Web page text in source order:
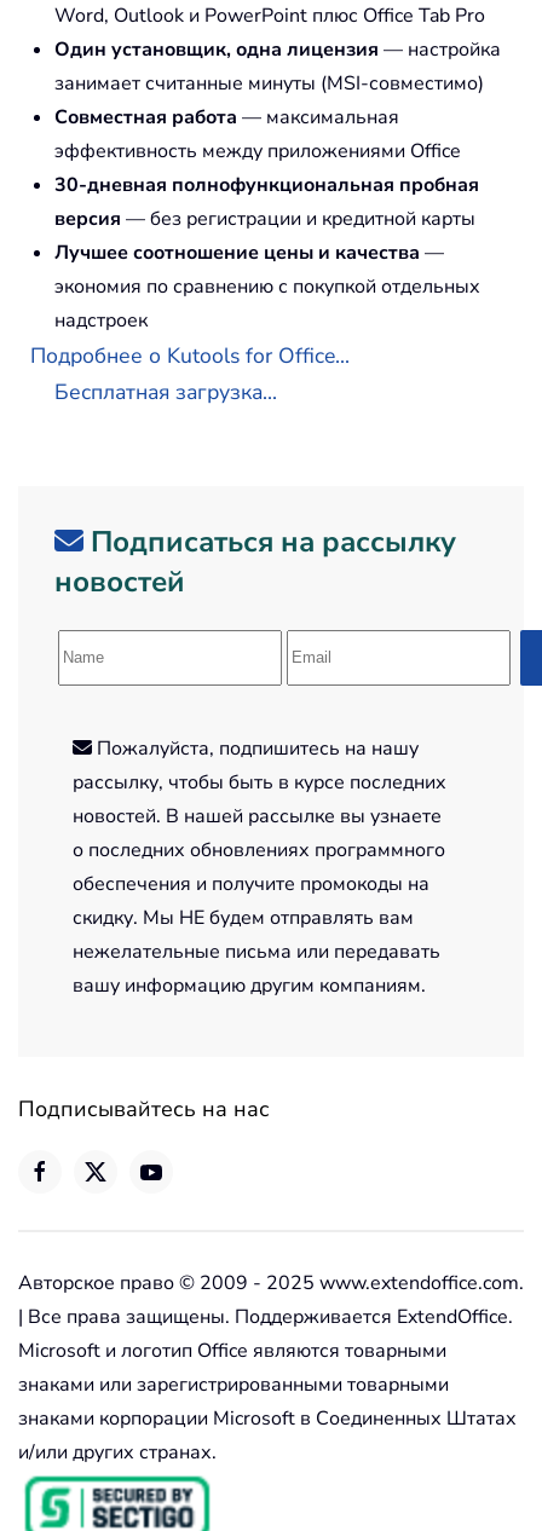
Word, Outlook и PowerPoint плюс Office Tab Pro
Один установщик, одна лицензия — настройка
занимает считанные минуты (MSI-совместимо)
Совместная работа — максимальная
эффективность между приложениями Office
30-дневная полнофункциональная пробная
версия — без регистрации и кредитной карты
Лучшее соотношение цены и качества —
экономия по сравнению с покупкой отдельных
надстроек
Подробнее о Kutools for Office...
Бесплатная загрузка...
Подписаться на рассылку
новостей
Пожалуйста, подпишитесь на нашу
рассылку, чтобы быть в курсе последних
новостей. В нашей рассылке вы узнаете
о последних обновлениях программного
обеспечения и получите промокоды на
скидку. Мы НЕ будем отправлять вам
нежелательные письма или передавать
вашу информацию другим компаниям.
Подписывайтесь на нас
Авторское право © 2009 - 2025 www.extendoffice.com.
| Все права защищены. Поддерживается ExtendOffice.
Microsoft и логотип Office являются товарными
знаками или зарегистрированными товарными
знаками корпорации Microsoft в Соединенных Штатах
и/или других странах.